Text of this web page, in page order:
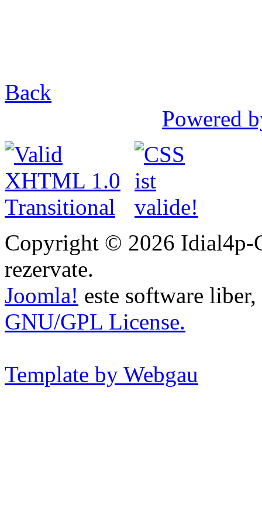
Back
Powered
Copyright © 2026 Idial4p-
rezervate.
Joomla! este software
GNU/GPL License.
Template by Webgau